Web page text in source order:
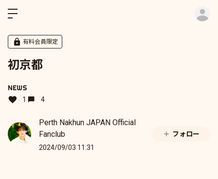
有料会員限定
初京都
NEWS
1 4
Perth Nakhun JAPAN Official
Fanclub
2024/09/03 11:31
フォロー